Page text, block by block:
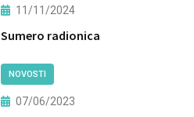
11/11/2024
Sumero radionica
NOVOSTI
07/06/2023